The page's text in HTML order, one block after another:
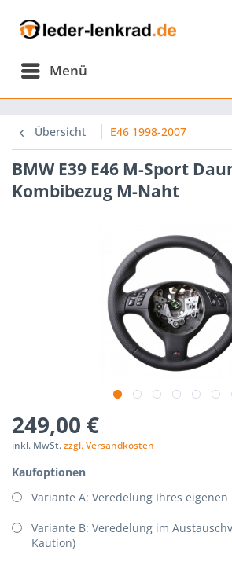
Menü
Übersicht E46 1998-2007
Session/
Session/
Session/
BMW E39 E46 M-Sport
Kombibezug M-Naht
249,00 €
inkl. MwSt.zzgl. Versandkosten
Kaufoptionen
Variante A: Veredelung Ihres eigenen
Variante B: Veredelung im
Kaution)